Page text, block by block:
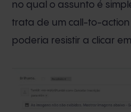
no qual o assunto é
trata de um call-to-action
poderia resistir a clicar em